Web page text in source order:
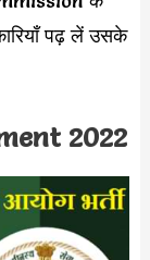
पढ़ लें उसके
2022